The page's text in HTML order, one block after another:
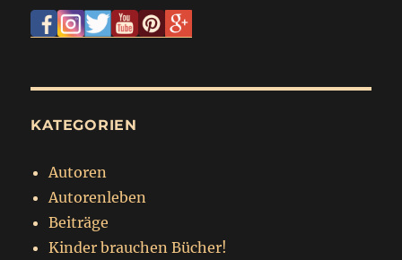
KATEGORIEN
Autoren
Autorenleben
Beiträge
Kinder brauchen Bücher!